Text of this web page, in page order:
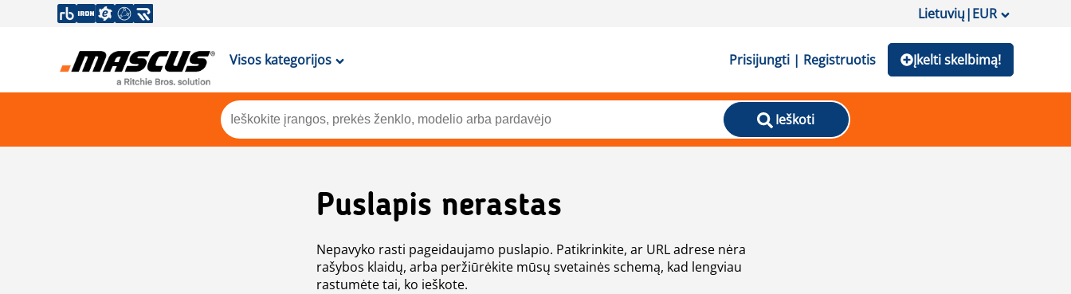
Lietuvių|EUR
Visos kategorijos Prisijungti | Registruotis Įkelti skelbimą!
Ieškoti
Puslapis nerastas
Nepavyko rasti pageidaujamo puslapio. Patikrinkite, ar URL adrese nėra
rašybos klaidų, arba peržiūrėkite mūsų svetainės schemą, kad lengviau
rastumėte tai, ko ieškote.